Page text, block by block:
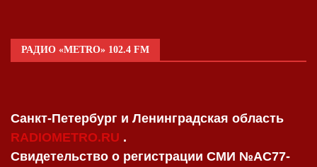
РАДИО «METRO» 102.4 FM
Санкт-Петербург и Ленинградская область
RADIOMETRO.RU .
Свидетельство о регистрации СМИ №AC77-